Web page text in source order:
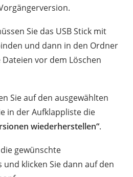
Sie das USB Stick mit
und dann in den Ordner
vor dem Löschen
Sie auf den ausgewählten
in der Aufklappliste die
wiederherstellen“.
gewünschte
klicken Sie dann auf den